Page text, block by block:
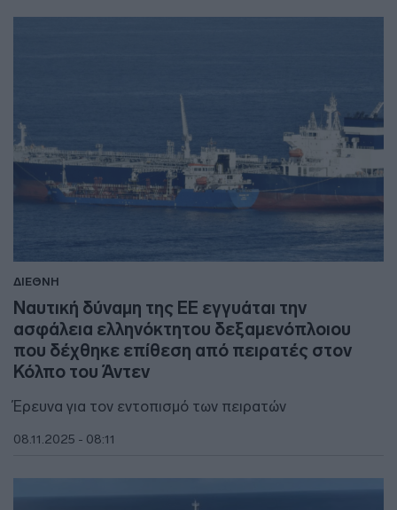
ΔΙΕΘΝΗ
Ναυτική δύναμη της ΕΕ εγγυάται την
ασφάλεια ελληνόκτητου δεξαμενόπλοιου
που δέχθηκε επίθεση από πειρατές στον
Κόλπο του Άντεν
Έρευνα για τον εντοπισμό των πειρατών
08.11.2025 - 08:11